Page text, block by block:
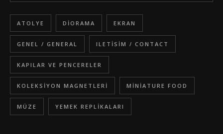
ATOLYE DIORAMA EKRAN
GENEL / GENERAL ILETISIM / CONTACT
KAPILAR VE PENCERELER
KOLEKSIYON MAGNETLERI MINIATURE FOOD
MÜZE YEMEK REPLIKALARI